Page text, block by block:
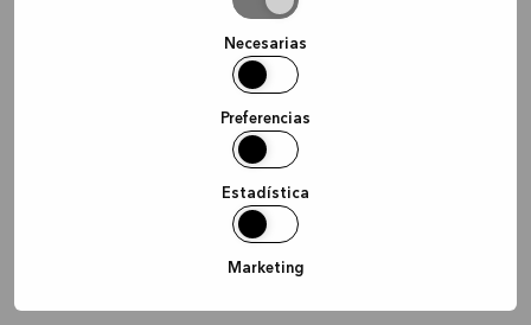
Necesarias
Preferencias
Estadística
Marketing